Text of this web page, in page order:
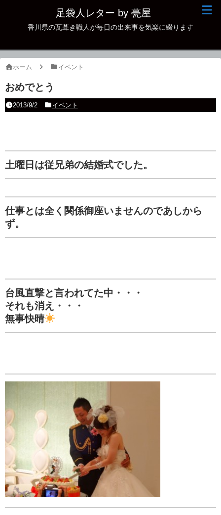
足袋人レター by 甍屋
香川県の瓦葺き職人が毎日の出来事を気楽に綴ります
ホーム イベント
おめでとう
2013/9/2 イベント
土曜日は従兄弟の結婚式でした。
仕事とは全く関係御座いませんのであしから
ず。
台風直撃と言われてた中・・・
それも消え・・・
無事快晴
現場日記
古瓦
その他